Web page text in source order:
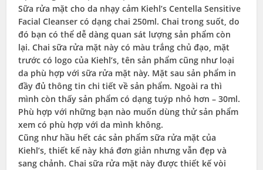
Sữa rửa mặt cho da nhạy cảm Kiehl’s Centella Sensitive
Facial Cleanser có dạng chai 250ml. Chai trong suốt, do
đó bạn có thể dễ dàng quan sát lượng sản phẩm còn
lại. Chai sữa rửa mặt này có màu trắng chủ đạo, mặt
trước có logo của Kiehl’s, tên sản phẩm cũng như loại
da phù hợp với sữa rửa mặt này. Mặt sau sản phẩm in
đầy đủ thông tin chi tiết về sản phẩm. Ngoài ra thì
mình còn thấy sản phẩm có dạng tuýp nhỏ hơn – 30ml.
Phù hợp với những bạn nào muốn dùng thử sản phẩm
xem có phù hợp với da mình không.
Cũng như hầu hết các sản phẩm sữa rửa mặt của
Kiehl’s, thiết kế này khá đơn giản nhưng vẫn đẹp và
sang chảnh. Chai sữa rửa mặt này được thiết kế vòi